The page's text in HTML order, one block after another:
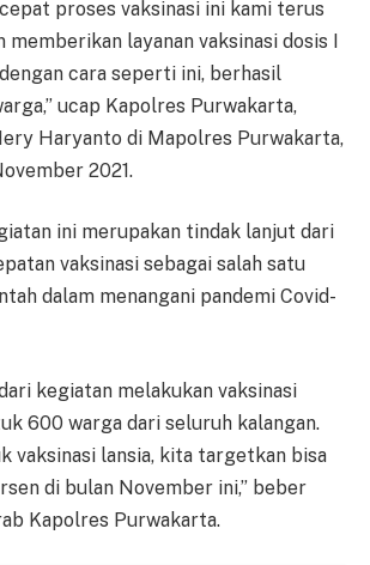
proses vaksinasi ini kami terus
memberikan layanan vaksinasi dosis I
cara seperti ini, berhasil
ucap Kapolres Purwakarta,
Haryanto di Mapolres Purwakarta,
2021.
ini merupakan tindak lanjut dari
vaksinasi sebagai salah satu
dalam menangani pandemi Covid-
kegiatan melakukan vaksinasi
600 warga dari seluruh kalangan.
vaksinasi lansia, kita targetkan bisa
di bulan November ini,” beber
Kapolres Purwakarta.